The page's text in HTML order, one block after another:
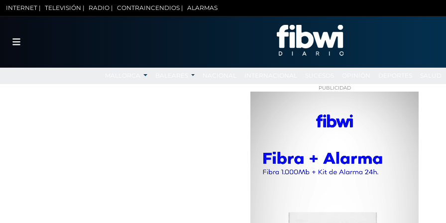
INTERNET | TELEVISIÓN | RADIO | CONTRAINCENDIOS | ALARMAS